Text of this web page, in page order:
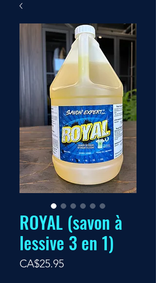
ROYAL (savon à
lessive 3 en 1)
CA$25.95Price